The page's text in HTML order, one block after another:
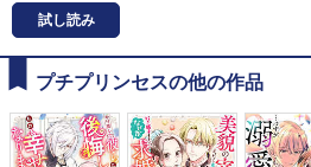
試し読み
プチプリンセスの他の作品